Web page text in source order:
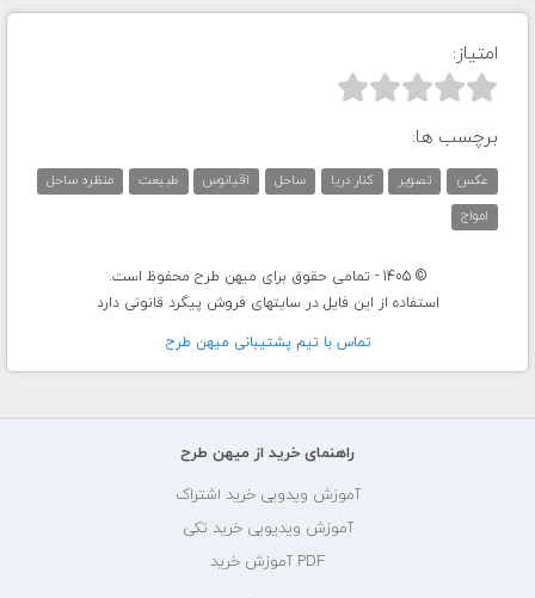
امتیاز:



برچسب ها:
عکس تصویر کنار دریا ساحل اقیانوس طبیعت
منظره ساحل
امواج
© 1405 - تمامی حقوق برای میهن طرح محفوظ است.
استفاده از این فایل در سایتهای فروش پیگرد قانونی دارد
تماس با تيم پشتيبانی ميهن طرح
راهنمای خرید از میهن طرح
آموزش ویدویی خرید اشتراک
آموزش ویدیویی خرید تکی
PDF آموزش خرید